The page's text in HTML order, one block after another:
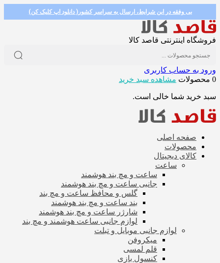
بی وفقه در این شرایط، ارسال به سراسر کشور( دانلود اپ کلیک کن)
فروشگاه اینترنتی قاصد کالا
ورود به حساب کاربری
0 محصولات
مشاهده سبد خرید
سبد خرید شما خالی است.
صفحه اصلی
محصولات
کالای دیجیتال
ساعت
ساعت و مچ بند هوشمند
جانبی ساعت و مچ بند هوشمند
گلس و محافظ ساعت و مچ بند
بند ساعت و مچ بند هوشمند
شارژر ساعت و مچ بند هوشمند
لوازم جانبی ساعت هوشمند و مچ بند
لوازم جانبی موبایل و تبلت
میکروفن
قلم لمسی
کنسول بازی